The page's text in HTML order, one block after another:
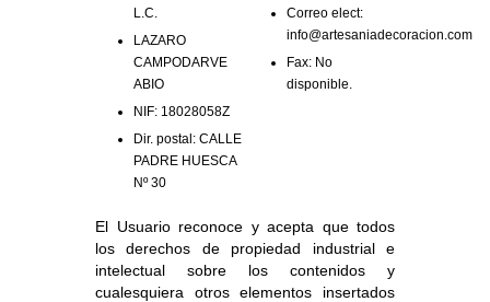
L.C.
LAZARO
CAMPODARVE
ABIO
NIF: 18028058Z
Dir. postal: CALLE
PADRE HUESCA
Nº 30
Correo elect:
info@artesaniadecoracion.com
Fax: No
disponible.
El Usuario reconoce y acepta que todos
los derechos de propiedad industrial e
intelectual sobre los contenidos y
cualesquiera otros elementos insertados